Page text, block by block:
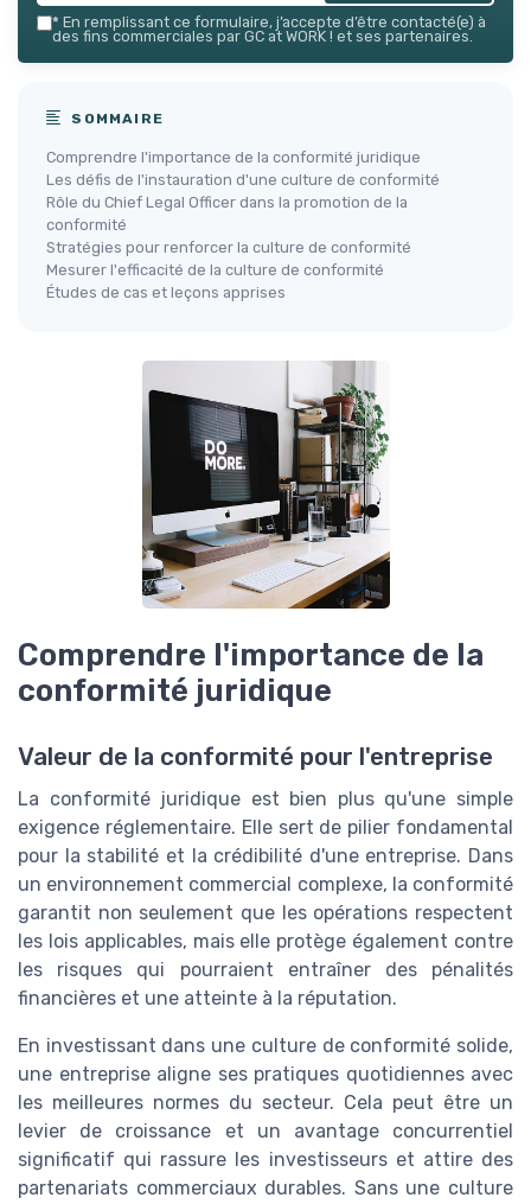
* En remplissant ce formulaire, j’accepte d’être contacté(e) à
des fins commerciales par GC at WORK ! et ses partenaires.
SOMMAIRE
Comprendre l'importance de la conformité juridique
Les défis de l'instauration d'une culture de conformité
Rôle du Chief Legal Officer dans la promotion de la
conformité
Stratégies pour renforcer la culture de conformité
Mesurer l'efficacité de la culture de conformité
Études de cas et leçons apprises
Comprendre l'importance de la
conformité juridique
Valeur de la conformité pour l'entreprise
La conformité juridique est bien plus qu'une simple
exigence réglementaire. Elle sert de pilier fondamental
pour la stabilité et la crédibilité d'une entreprise. Dans
un environnement commercial complexe, la conformité
garantit non seulement que les opérations respectent
les lois applicables, mais elle protège également contre
les risques qui pourraient entraîner des pénalités
financières et une atteinte à la réputation.
En investissant dans une culture de conformité solide,
une entreprise aligne ses pratiques quotidiennes avec
les meilleures normes du secteur. Cela peut être un
levier de croissance et un avantage concurrentiel
significatif qui rassure les investisseurs et attire des
partenariats commerciaux durables. Sans une culture